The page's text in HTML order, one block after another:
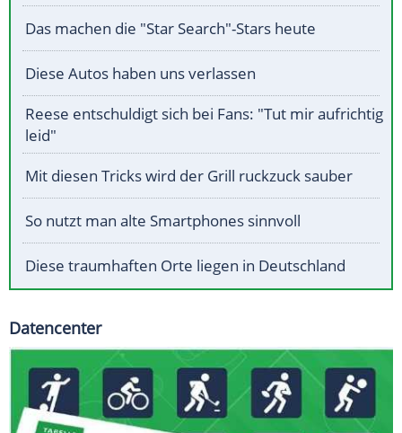
Das machen die "Star Search"-Stars heute
Diese Autos haben uns verlassen
Reese entschuldigt sich bei Fans: "Tut mir aufrichtig
leid"
Mit diesen Tricks wird der Grill ruckzuck sauber
So nutzt man alte Smartphones sinnvoll
Diese traumhaften Orte liegen in Deutschland
Datencenter